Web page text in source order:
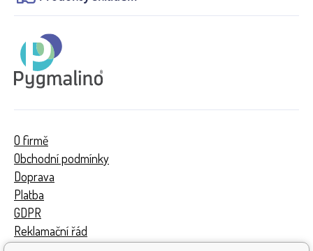
O firmě
Obchodní podmínky
Doprava
Platba
GDPR
Reklamační řád